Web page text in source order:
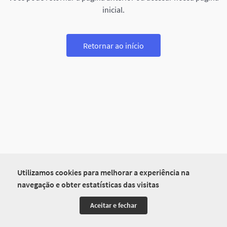
Utilizamos cookies para melhorar a experiência na
navegação e obter estatísticas das visitas
Aceitar e fechar
inicial.
Retornar ao início